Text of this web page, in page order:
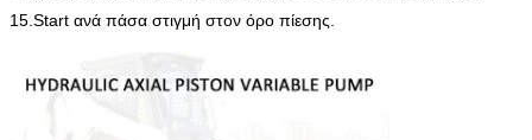
15.Start ανά πάσα στιγμή στον όρο πίεσης.